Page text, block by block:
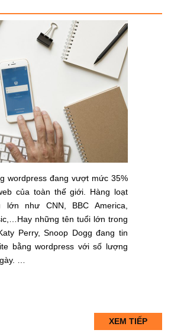
wordpress đang vượt mức 35%
của toàn thế giới. Hàng loạt
lớn như CNN, BBC America,
những tên tuổi lớn trong
Perry, Snoop Dogg đang tin
bằng wordpress với số lượng
…
XEM TIẾP